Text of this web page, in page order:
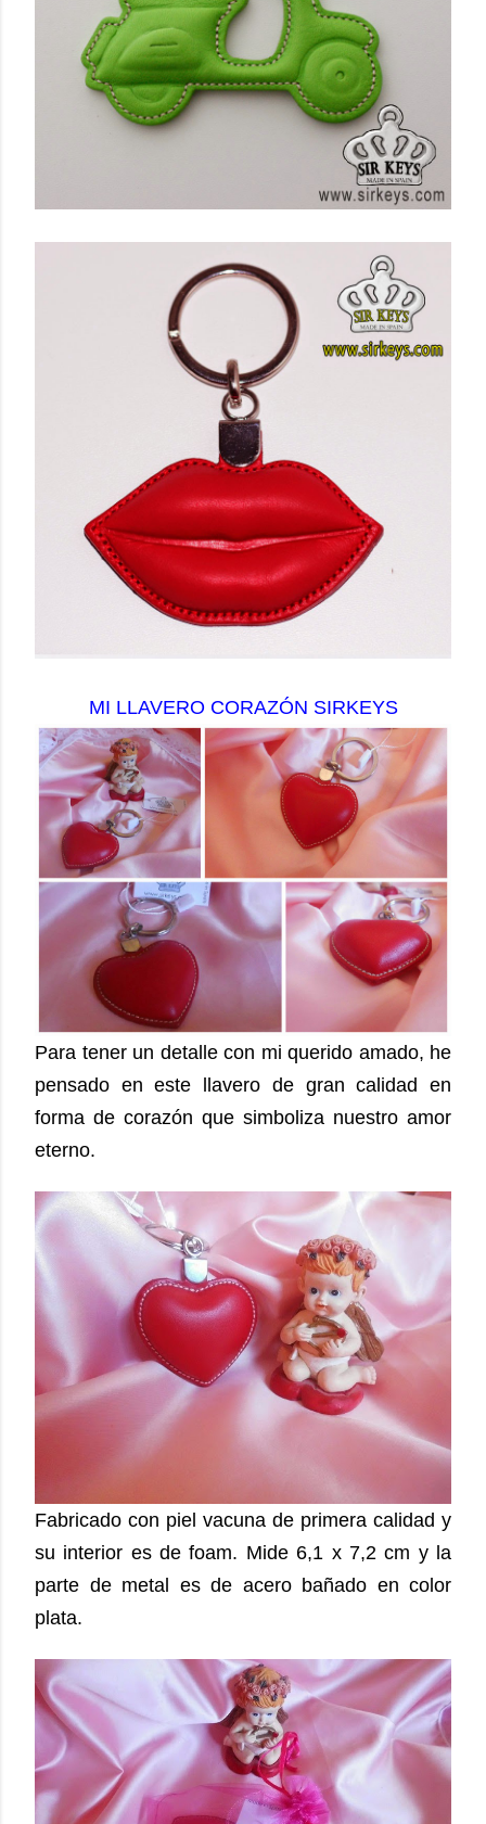
MI LLAVERO CORAZÓN SIRKEYS
Para tener un detalle con mi querido amado, he
pensado en este llavero de gran calidad en
forma de corazón que simboliza nuestro amor
eterno.
Fabricado con piel vacuna de primera calidad y
su interior es de foam. Mide 6,1 x 7,2 cm y la
parte de metal es de acero bañado en color
plata.